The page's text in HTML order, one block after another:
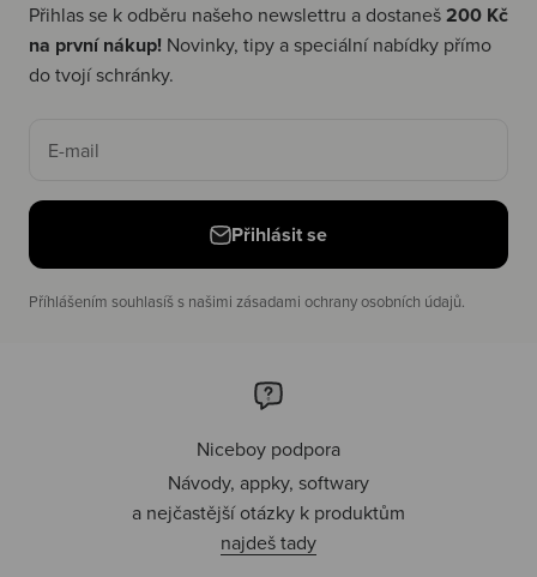
Přihlas se k odběru našeho newslettru a dostaneš200 Kč
na první nákup! Novinky, tipy a speciální nabídky přímo
do tvojí schránky.
E-mail
Přihlásit se
Příhlášením souhlasíš s našimi zásadami ochrany osobních údajů.
Niceboy podpora
Návody, appky, softwary
a nejčastější otázky k produktům
najdeš tady